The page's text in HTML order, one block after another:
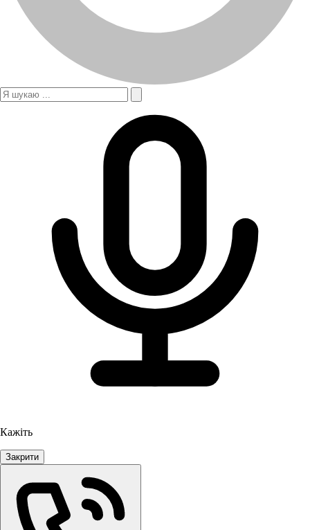
Кажіть
Закрити